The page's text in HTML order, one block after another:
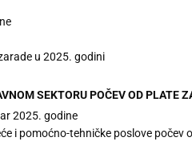
u 2025. godini
SEKTORU POČEV OD PLATE
2025. godine
i pomoćno-tehničke poslove počev